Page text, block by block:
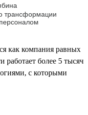
трансформации
как компания равных
работает более 5 тысяч
с которыми